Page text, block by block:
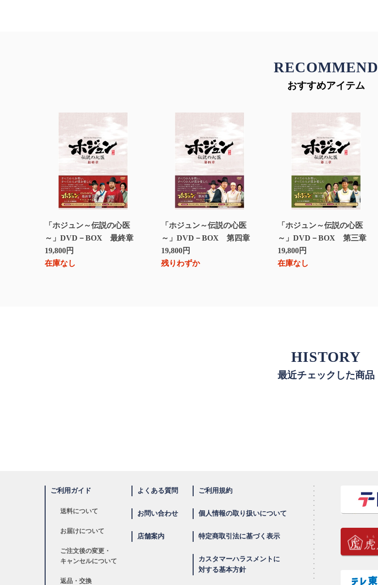
RECOMMEND
おすすめアイテム
「ホジュン～伝説の心医
～」DVD－BOX 最終章
19,800円
在庫なし
「ホジュン～伝説の心医
～」DVD－BOX 第四章
19,800円
残りわずか
「ホジュン～伝説の心医
～」DVD－BOX 第三章
19,800円
在庫なし
HISTORY
最近チェックした商品
ご利用ガイド
送料について
お届けについて
ご注文後の変更・
キャンセルについて
返品・交換
よくある質問
お問い合わせ
店舗案内
ご利用規約
個人情報の取り扱いについて
特定商取引法に基づく表示
カスタマーハラスメントに
対する基本方針